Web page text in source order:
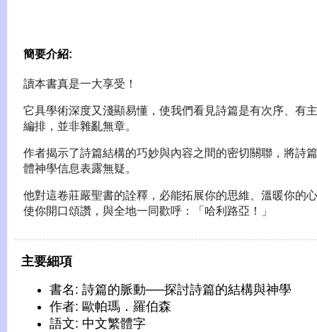
簡要介紹:
讀本書真是一大享受！
它具學術深度又淺顯易懂，使我們看見詩篇是有次序、有
編排，並非雜亂無章。
作者揭示了詩篇結構的巧妙與內容之間的密切關聯，將詩
體神學信息表露無疑。
他對這卷莊嚴聖書的詮釋，必能拓展你的思維、溫暖你的
使你開口頌讚，與全地一同歡呼：「哈利路亞！」
主要細項
書名: 詩篇的脈動──探討詩篇的結構與神學
作者: 歐帕瑪．羅伯森
語文: 中文繁體字